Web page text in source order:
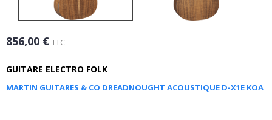
856,00 € TTC
GUITARE ELECTRO FOLK
MARTIN GUITARES & CO DREADNOUGHT ACOUSTIQUE D-X1E KOA